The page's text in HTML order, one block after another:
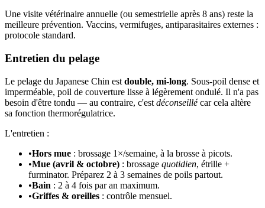
Une visite vétérinaire annuelle (ou semestrielle après 8 ans) reste la
meilleure prévention. Vaccins, vermifuges, antiparasitaires externes :
protocole standard.
Entretien du pelage
Le pelage du Japanese Chin est double, mi-long. Sous-poil dense et
imperméable, poil de couverture lisse à légèrement ondulé. Il n'a pas
besoin d'être tondu — au contraire, c'est déconseillécar cela altère
sa fonction thermorégulatrice.
L'entretien :
•Hors mue : brossage 1×/semaine, à la brosse à picots.
•Mue (avril & octobre) : brossage quotidien, étrille +
furminator. Préparez 2 à 3 semaines de poils partout.
•Bain : 2 à 4 fois par an maximum.
•Griffes & oreilles : contrôle mensuel.